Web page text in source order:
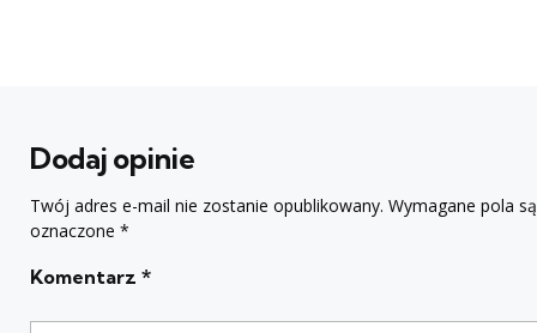
Dodaj opinie
Twój adres e-mail nie zostanie opublikowany. Wymagane pola są
oznaczone *
Komentarz *